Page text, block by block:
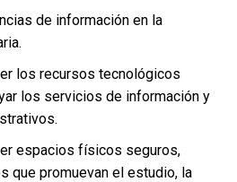
de información en la
los recursos tecnológicos
los servicios de información y
espacios físicos seguros,
que promuevan el estudio, la